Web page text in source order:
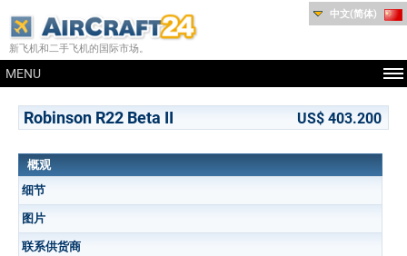
新飞机和二手飞机的国际市场。
MENU
中文(简体)
Robinson R22 Beta II US$ 403.200
概观
细节
图片
联系供货商